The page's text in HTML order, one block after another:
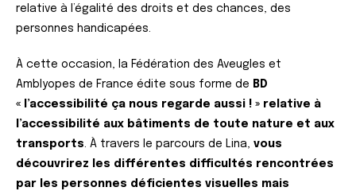
relative à l’égalité des droits et des chances, des
personnes handicapées.
À cette occasion, la Fédération des Aveugles et
Amblyopes de France édite sous forme de BD
« l’accessibilité ça nous regarde aussi ! » relative à
l’accessibilité aux bâtiments de toute nature et aux
transports. À travers le parcours de Lina, vous
découvrirez les différentes difficultés rencontrées
par les personnes déficientes visuelles mais